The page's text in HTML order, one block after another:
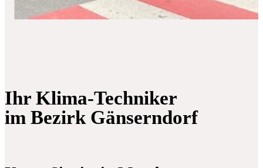
Ihr Klima-Techniker
im Bezirk Gänserndorf